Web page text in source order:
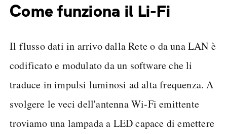
Come funziona il Li-Fi
Il flusso dati in arrivo dalla Rete o da una LAN è
codificato e modulato da un software che li
traduce in impulsi luminosi ad alta frequenza. A
svolgere le veci dell'antenna Wi-Fi emittente
troviamo una lampada a LED capace di emettere